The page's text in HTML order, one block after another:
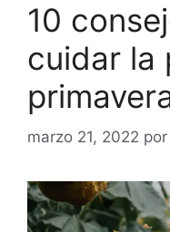
10
cuidar la
marzo 21, 2022 por